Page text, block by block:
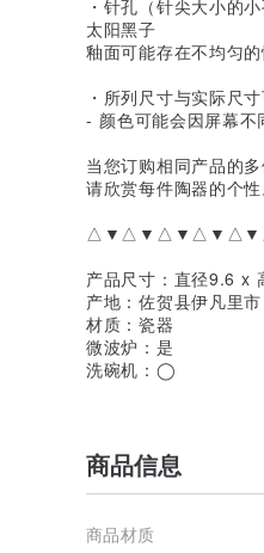
・针孔（针尖大小的小
太阳黑子
釉面可能存在不均匀的
・所列尺寸与实际尺
- 颜色可能会因屏幕不
当您订购相同产品的
请欣赏每件陶器的个性
产品尺寸：直径9.6 x
产地：佐贺县伊凡里市
材质：瓷器
微波炉：是
洗碗机：◯
商品信息
商品材质